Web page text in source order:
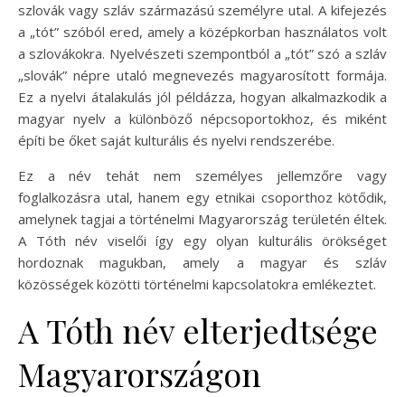
szlovák vagy szláv származású személyre utal. A kifejezés
a „tót” szóból ered, amely a középkorban használatos volt
a szlovákokra. Nyelvészeti szempontból a „tót” szó a szláv
„slovák” népre utaló megnevezés magyarosított formája.
Ez a nyelvi átalakulás jól példázza, hogyan alkalmazkodik a
magyar nyelv a különböző népcsoportokhoz, és miként
építi be őket saját kulturális és nyelvi rendszerébe.
Ez a név tehát nem személyes jellemzőre vagy
foglalkozásra utal, hanem egy etnikai csoporthoz kötődik,
amelynek tagjai a történelmi Magyarország területén éltek.
A Tóth név viselői így egy olyan kulturális örökséget
hordoznak magukban, amely a magyar és szláv
közösségek közötti történelmi kapcsolatokra emlékeztet.
A Tóth név elterjedtsége
Magyarországon